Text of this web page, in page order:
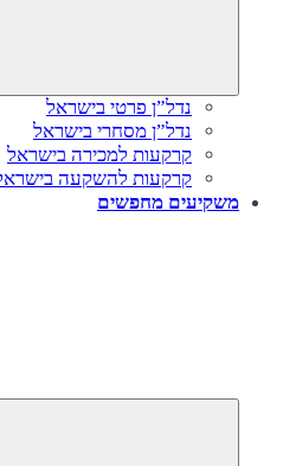
נדל”ן פרטי בישראל
נדל”ן מסחרי בישראל
קרקעות למכירה בישראל
קרקעות להשקעה
משקיעים מחפשים